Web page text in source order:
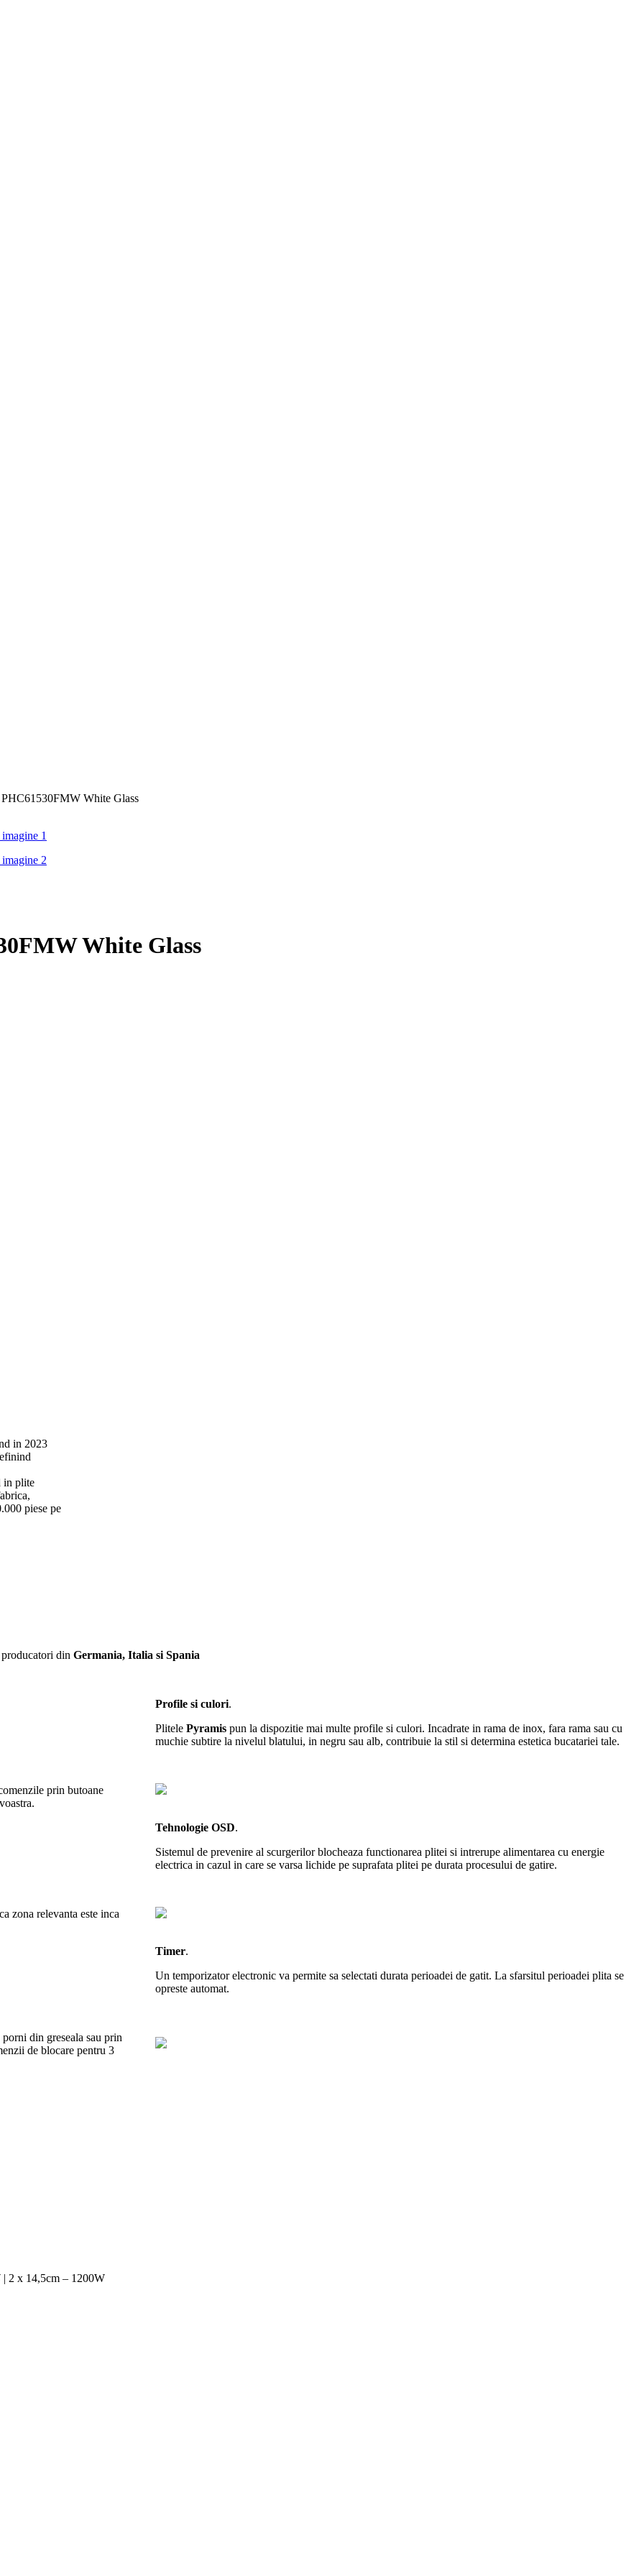
White Glass
White Glass
in 2023
in plite
piese pe
din Germania, Italia si Spania
Profile si culori.
Plitele Pyramis pun la dispozitie mai multe profile si culori. Incadrate in rama de inox, fara rama sau cu
muchie subtire la nivelul blatului, in negru sau alb, contribuie la stil si determina estetica bucatariei tale.
prin butoane
Tehnologie OSD.
Sistemul de prevenire al scurgerilor blocheaza functionarea plitei si intrerupe alimentarea cu energie
electrica in cazul in care se varsa lichide pe suprafata plitei pe durata procesului de gatire.
zona relevanta este inca
Timer.
Un temporizator electronic va permite sa selectati durata perioadei de gatit. La sfarsitul perioadei plita se
opreste automat.
din greseala sau prin
de blocare pentru 3
2 x 14,5cm – 1200W